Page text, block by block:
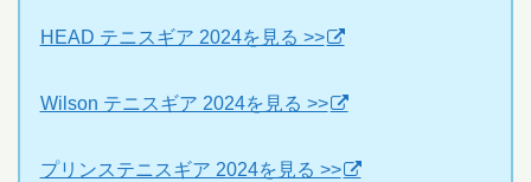
HEAD テニスギア 2024を見る >>
Wilson テニスギア 2024を見る >>
プリンステニスギア 2024を見る >>